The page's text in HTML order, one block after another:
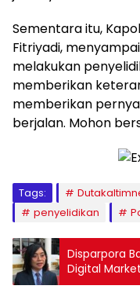
Sementara itu,
Fitriyadi,
melakukan
memberikan
memberikan
berjalan. Mohon
Tags:
penyelidikan
Disparpora
Digital
Perkuat